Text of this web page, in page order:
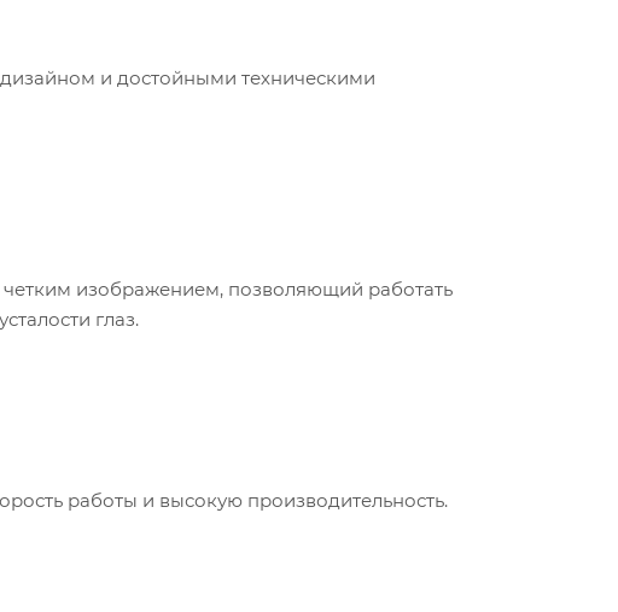
и достойными техническими
изображением, позволяющий работать
глаз.
работы и высокую производительность.